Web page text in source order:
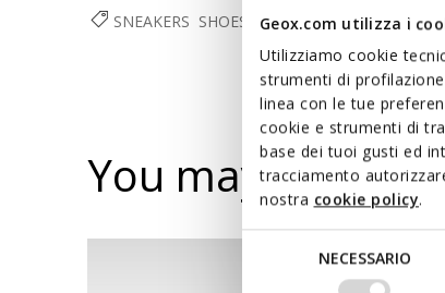
Geox.com utilizza i
Utilizziamo cookie
strumenti di
linea con le tue
cookie e strumenti di
base dei tuoi gusti ed
tracciamento
nostra cookie policy.
Selezione
NECESSARIO
SNEAKERS SHOES WOMAN
You may also like